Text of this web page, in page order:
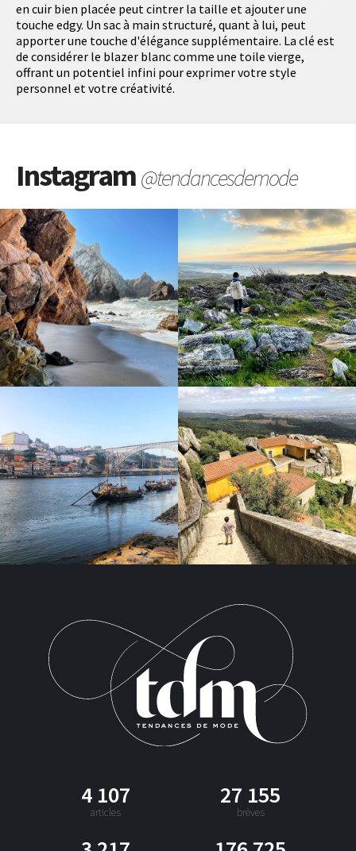
en cuir bien placée peut cintrer la taille et ajouter une
touche edgy. Un sac à main structuré, quant à lui, peut
apporter une touche d'élégance supplémentaire. La clé est
de considérer le blazer blanc comme une toile vierge,
offrant un potentiel infini pour exprimer votre style
personnel et votre créativité.
Instagram@tendancesdemode
4 107
articles
27 155
brèves